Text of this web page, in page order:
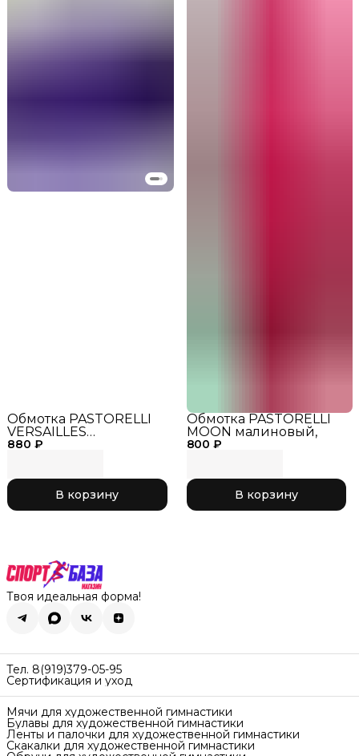
880 ₽
Обмотка PASTORELLI
VERSAILLES
зеркальная
В корзину
800 ₽
Обмотка PASTORELLI
MOON малиновый,
В корзину
Твоя идеальная форма!
Тел. 8(919)379-05-95
Сертификация и уход
Мячи для художественной гимнастики
Булавы для художественной гимнастики
Ленты и палочки для художественной гимнастики
Скакалки для художественной гимнастики